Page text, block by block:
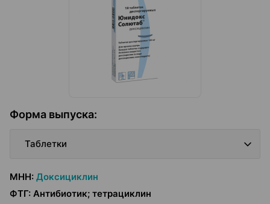
Форма выпуска:
Таблетки
МНН: Доксициклин
ФТГ: Антибиотик; тетрациклин